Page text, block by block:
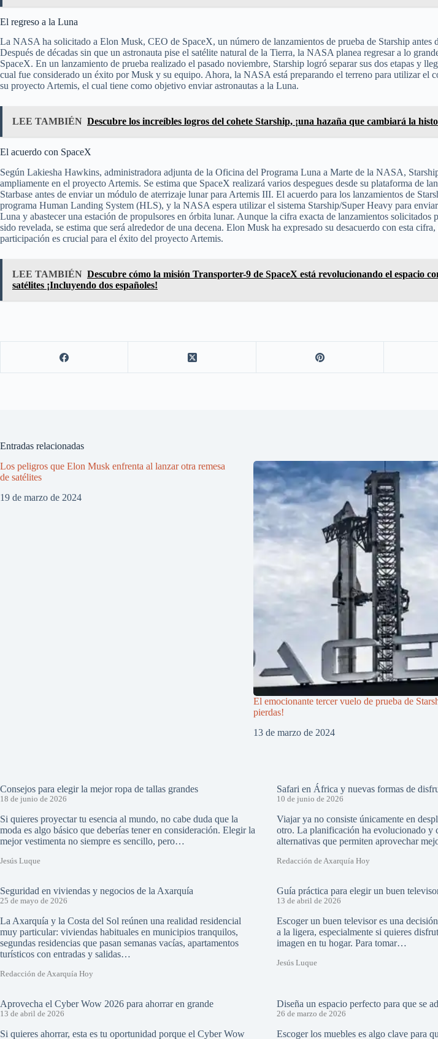
El regreso a la Luna
La NASA ha solicitado a Elon Musk, CEO de SpaceX, un número de lanzamientos de prueba de Starship antes
Después de décadas sin que un astronauta pise el satélite natural de la Tierra, la NASA planea regresar a lo
SpaceX. En un lanzamiento de prueba realizado el pasado noviembre, Starship logró separar sus dos etapas y
cual fue considerado un éxito por Musk y su equipo. Ahora, la NASA está preparando el terreno para utilizar el
su proyecto Artemis, el cual tiene como objetivo enviar astronautas a la Luna.
LEE TAMBIÉN Descubre los increíbles logros del cohete Starship, ¡una hazaña que cambiará la
El acuerdo con SpaceX
Según Lakiesha Hawkins, administradora adjunta de la Oficina del Programa Luna a Marte de la NASA,
ampliamente en el proyecto Artemis. Se estima que SpaceX realizará varios despegues desde su plataforma de
Starbase antes de enviar un módulo de aterrizaje lunar para Artemis III. El acuerdo para los lanzamientos de
programa Human Landing System (HLS), y la NASA espera utilizar el sistema Starship/Super Heavy para enviar
Luna y abastecer una estación de propulsores en órbita lunar. Aunque la cifra exacta de lanzamientos solicitados
sido revelada, se estima que será alrededor de una decena. Elon Musk ha expresado su desacuerdo con esta cifra,
participación es crucial para el éxito del proyecto Artemis.
LEE TAMBIÉN Descubre cómo la misión Transporter-9 de SpaceX está revolucionando el espacio
satélites ¡Incluyendo dos españoles!
Entradas relacionadas
Los peligros que Elon Musk enfrenta al lanzar otra remesa
de satélites
19 de marzo de 2024
El emocionante tercer vuelo de prueba de
pierdas!
13 de marzo de 2024
Consejos para elegir la mejor ropa de tallas grandes
18 de junio de 2026
Si quieres proyectar tu esencia al mundo, no cabe duda que la
moda es algo básico que deberías tener en consideración. Elegir la
mejor vestimenta no siempre es sencillo, pero…
Jesús Luque
Safari en África y nuevas formas de
10 de junio de 2026
Viajar ya no consiste únicamente en
otro. La planificación ha evolucionado y
alternativas que permiten aprovechar
Redacción de Axarquía Hoy
Seguridad en viviendas y negocios de la Axarquía
25 de mayo de 2026
La Axarquía y la Costa del Sol reúnen una realidad residencial
muy particular: viviendas habituales en municipios tranquilos,
segundas residencias que pasan semanas vacías, apartamentos
turísticos con entradas y salidas…
Redacción de Axarquía Hoy
Guía práctica para elegir un buen
13 de abril de 2026
Escoger un buen televisor es una
a la ligera, especialmente si quieres
imagen en tu hogar. Para tomar…
Jesús Luque
Aprovecha el Cyber Wow 2026 para ahorrar en grande
13 de abril de 2026
Si quieres ahorrar, esta es tu oportunidad porque el Cyber Wow
Diseña un espacio perfecto para que se
26 de marzo de 2026
Escoger los muebles es algo clave para